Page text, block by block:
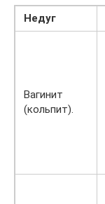
Недуг
Вагинит
(кольпит).